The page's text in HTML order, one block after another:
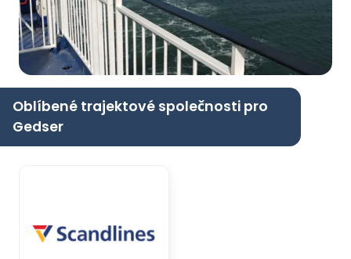
Oblíbené trajektové společnosti pro
Gedser